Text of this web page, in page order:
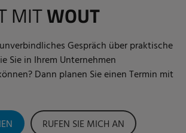
MITWOUT
Gespräch über praktische
Sie in Ihrem Unternehmen
Dann planen Sie einen Termin mit
RUFEN SIE MICH AN